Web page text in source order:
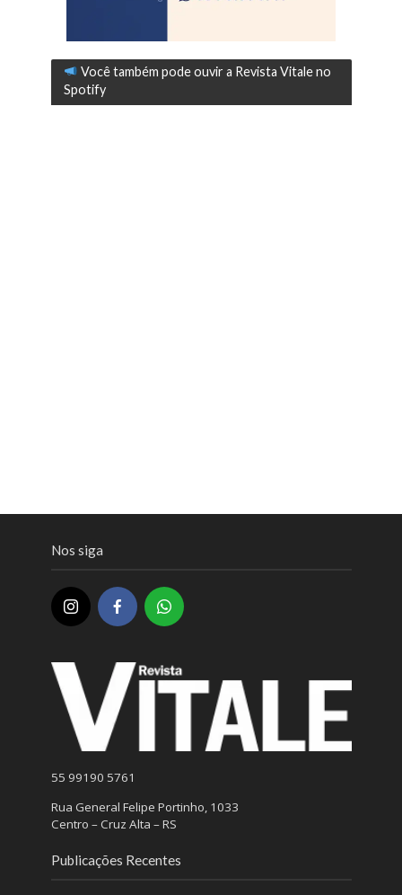
Você também pode ouvir a Revista Vitale no
Spotify
Nos siga
55 99190 5761
Rua General Felipe Portinho, 1033
Centro – Cruz Alta – RS
Publicações Recentes